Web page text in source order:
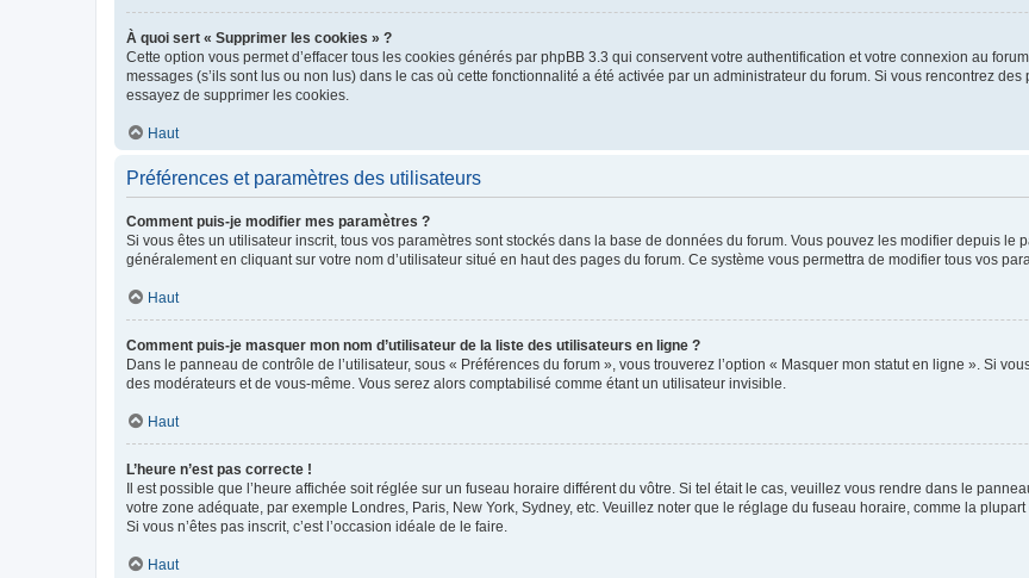
À quoi sert « Supprimer les cookies » ?
Cette option vous permet d’effacer tous les cookies générés par phpBB 3.3 qui conservent votre authentification et votre connexion au
messages (s’ils sont lus ou non lus) dans le cas où cette fonctionnalité a été activée par un administrateur du forum. Si vous rencontrez
essayez de supprimer les cookies.
Haut
Préférences et paramètres des utilisateurs
Comment puis-je modifier mes paramètres ?
Si vous êtes un utilisateur inscrit, tous vos paramètres sont stockés dans la base de données du forum. Vous pouvez les modifier depuis le
généralement en cliquant sur votre nom d’utilisateur situé en haut des pages du forum. Ce système vous permettra de modifier tous vos
Haut
Comment puis-je masquer mon nom d’utilisateur de la liste des utilisateurs en ligne ?
Dans le panneau de contrôle de l’utilisateur, sous « Préférences du forum », vous trouverez l’option « Masquer mon statut en ligne ». Si
des modérateurs et de vous-même. Vous serez alors comptabilisé comme étant un utilisateur invisible.
Haut
L’heure n’est pas correcte !
Il est possible que l’heure affichée soit réglée sur un fuseau horaire différent du vôtre. Si tel était le cas, veuillez vous rendre dans le
votre zone adéquate, par exemple Londres, Paris, New York, Sydney, etc. Veuillez noter que le réglage du fuseau horaire, comme la
Si vous n’êtes pas inscrit, c’est l’occasion idéale de le faire.
Haut